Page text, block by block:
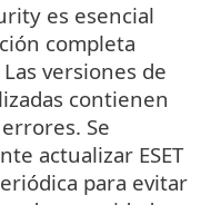
es esencial
completa
versiones de
contienen
Se
actualizar ESET
para evitar